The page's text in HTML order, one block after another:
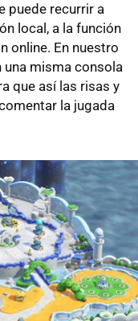
puede recurrir a
local, a la función
online. En nuestro
misma consola
que así las risas y
la jugada